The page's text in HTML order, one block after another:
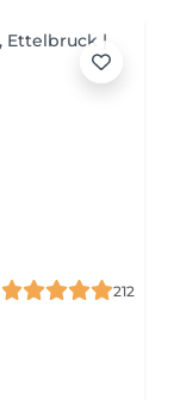
212